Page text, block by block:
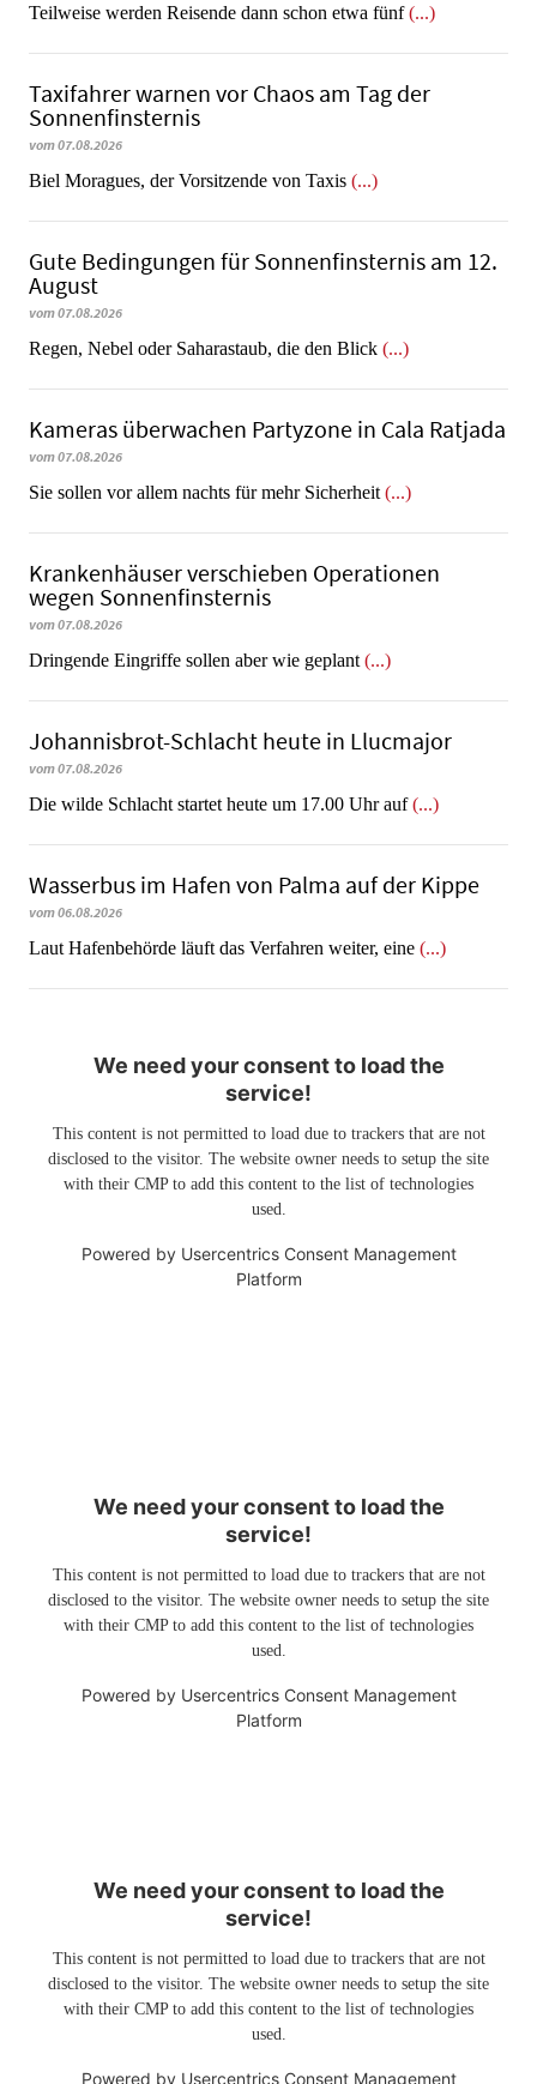
Teilweise werden Reisende dann schon etwa fünf(...)
Taxifahrer warnen vor Chaos am Tag der
Sonnenfinsternis
vom 07.08.2026
​​​​​​​Biel Moragues, der Vorsitzende von Taxis (...)
Gute Bedingungen für Sonnenfinsternis am 12.
August
vom 07.08.2026
Regen, Nebel oder Saharastaub, die den Blick (...)
Kameras überwachen Partyzone in Cala Ratjada
vom 07.08.2026
Sie sollen vor allem nachts für mehr Sicherheit (...)
Krankenhäuser verschieben Operationen
wegen Sonnenfinsternis
vom 07.08.2026
Dringende Eingriffe sollen aber wie geplant (...)
Johannisbrot-Schlacht heute in Llucmajor
vom 07.08.2026
Die wilde Schlacht startet heute um 17.00 Uhr auf(...)
Wasserbus im Hafen von Palma auf der Kippe
vom 06.08.2026
Laut Hafenbehörde läuft das Verfahren weiter, eine (...)
We need your consent to load the
service!
This content is not permitted to load due to trackers that are not
disclosed to the visitor. The website owner needs to setup the site
with their CMP to add this content to the list of technologies
used.
Powered by Usercentrics Consent Management
Platform
We need your consent to load the
service!
This content is not permitted to load due to trackers that are not
disclosed to the visitor. The website owner needs to setup the site
with their CMP to add this content to the list of technologies
used.
Powered by Usercentrics Consent Management
Platform
We need your consent to load the
service!
This content is not permitted to load due to trackers that are not
disclosed to the visitor. The website owner needs to setup the site
with their CMP to add this content to the list of technologies
used.
Powered by Usercentrics Consent Management